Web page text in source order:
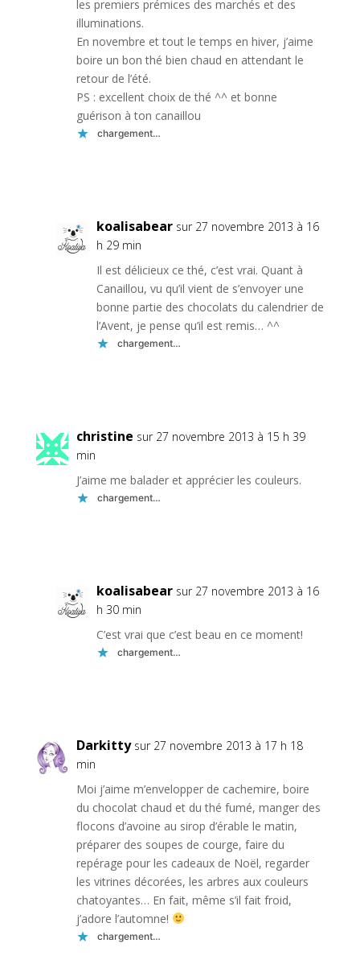
les premiers prémices des marchés et des
illuminations.
En novembre et tout le temps en hiver, j’aime
boire un bon thé bien chaud en attendant le
retour de l’été.
PS : excellent choix de thé ^^ et bonne
guérison à ton canaillou
chargement…
koalisabear sur 27 novembre 2013 à 16
h 29 min
Il est délicieux ce thé, c’est vrai. Quant à
Canaillou, vu qu’il vient de s’envoyer une
bonne partie des chocolats du calendrier de
l’Avent, je pense qu’il est remis… ^^
chargement…
christine sur 27 novembre 2013 à 15 h 39
min
J’aime me balader et apprécier les couleurs.
chargement…
koalisabear sur 27 novembre 2013 à 16
h 30 min
C’est vrai que c’est beau en ce moment!
chargement…
Darkitty sur 27 novembre 2013 à 17 h 18
min
Moi j’aime m’envelopper de cachemire, boire
du chocolat chaud et du thé fumé, manger des
flocons d’avoine au sirop d’érable le matin,
préparer des soupes de courge, faire du
repérage pour les cadeaux de Noël, regarder
les vitrines décorées, les arbres aux couleurs
chatoyantes… En fait, même s’il fait froid,
j’adore l’automne!
chargement…